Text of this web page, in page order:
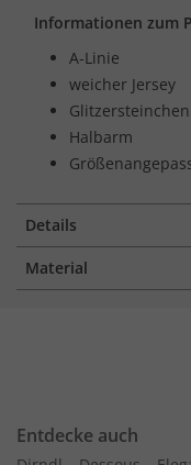
Informationen zum
A-Linie
weicher Jersey
Halbarm
Details
Material
Entdecke auch